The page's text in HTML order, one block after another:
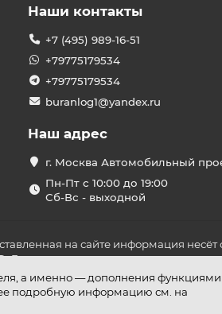
а именно — дополнения функциями
подробную информацию см. на
Наши контакты
+7 (495) 989-16-51
+79775179534
+79775179534
buranlog1@yandex.ru
Наш адрес
г. Москва Автомобильный
Пн-Пт с 10:00 до 19:00
Сб-Вс - выходной
на сайте информация
оплаты товара удостоверьтесь во